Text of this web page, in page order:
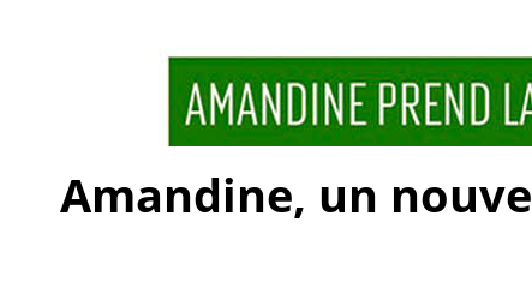
Amandine, un